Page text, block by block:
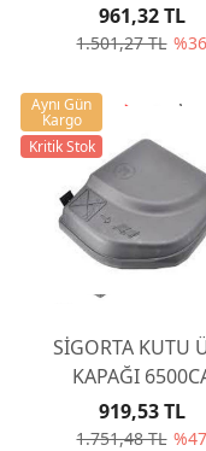
1.501,27 TL %36
961,32 TL
SİGORTA KUTU
KAPAĞI
1.751,48 TL %47
919,53 TL
Aynı Gün
Kargo
Kritik Stok